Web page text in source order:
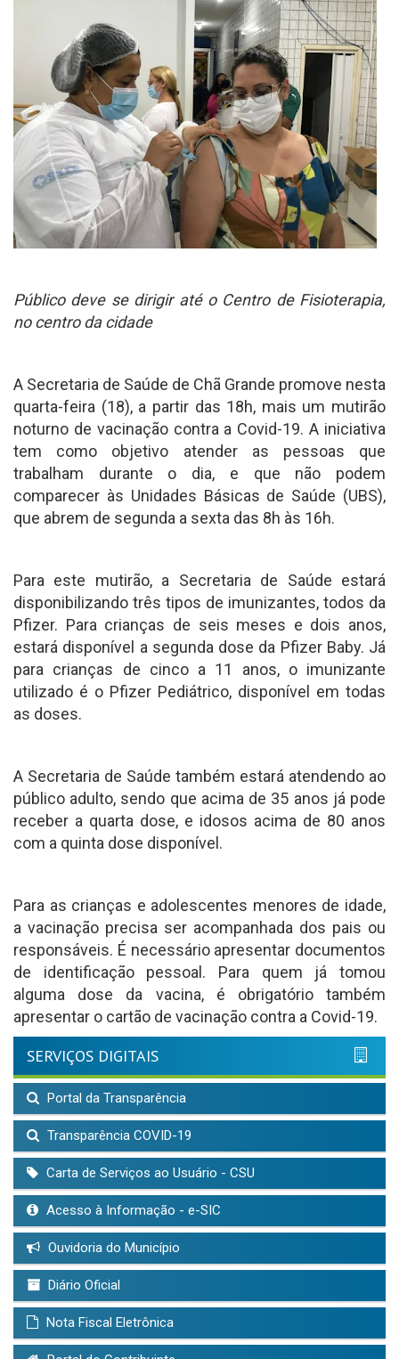
Público deve se dirigir até o Centro de Fisioterapia,
no centro da cidade
A Secretaria de Saúde de Chã Grande promove nesta
quarta-feira (18), a partir das 18h, mais um mutirão
noturno de vacinação contra a Covid-19. A iniciativa
tem como objetivo atender as pessoas que
trabalham durante o dia, e que não podem
comparecer às Unidades Básicas de Saúde (UBS),
que abrem de segunda a sexta das 8h às 16h.
Para este mutirão, a Secretaria de Saúde estará
disponibilizando três tipos de imunizantes, todos da
Pfizer. Para crianças de seis meses e dois anos,
estará disponível a segunda dose da Pfizer Baby. Já
para crianças de cinco a 11 anos, o imunizante
utilizado é o Pfizer Pediátrico, disponível em todas
as doses.
A Secretaria de Saúde também estará atendendo ao
público adulto, sendo que acima de 35 anos já pode
receber a quarta dose, e idosos acima de 80 anos
com a quinta dose disponível.
Para as crianças e adolescentes menores de idade,
a vacinação precisa ser acompanhada dos pais ou
responsáveis. É necessário apresentar documentos
de identificação pessoal. Para quem já tomou
alguma dose da vacina, é obrigatório também
apresentar o cartão de vacinação contra a Covid-19.
SERVIÇOS DIGITAIS
Portal da Transparência
Transparência COVID-19
Carta de Serviços ao Usuário - CSU
Acesso à Informação - e-SIC
Ouvidoria do Município
Diário Oficial
Nota Fiscal Eletrônica